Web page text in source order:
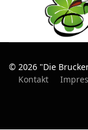
© 2026 "Die
Kontakt